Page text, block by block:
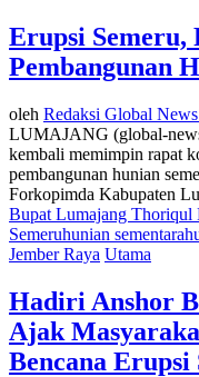
Erupsi Semeru,
Pembangunan
oleh Redaksi Global News
LUMAJANG (global-
kembali memimpin rapat
pembangunan hunian
Forkopimda Kabupaten
Bupat Lumajang Thoriqul
Semeruhunian sementara
Jember Raya Utama
Hadiri Anshor
Ajak
Bencana Erupsi